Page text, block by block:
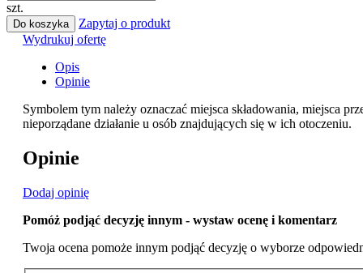
szt.
Do koszyka
Zapytaj o produkt
Wydrukuj ofertę
Opis
Opinie
Symbolem tym należy oznaczać miejsca składowania, miejsca
nieporządane działanie u osób znajdujących się w ich otoczeniu.
Opinie
Dodaj opinię
Pomóż podjąć decyzję innym - wystaw ocenę i komentarz
Twoja ocena pomoże innym podjąć decyzję o wyborze